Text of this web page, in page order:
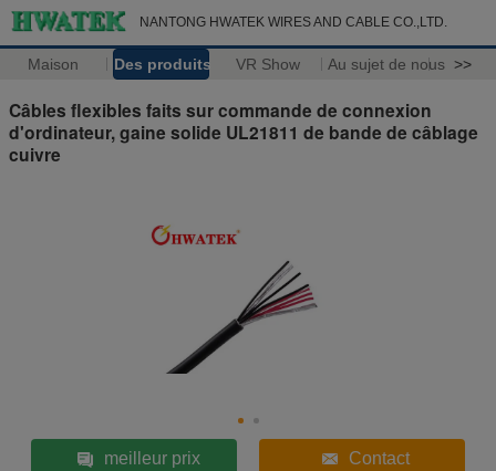
NANTONG HWATEK WIRES AND CABLE CO.,LTD.
Maison Des produits VR Show Au sujet de nous >>
Câbles flexibles faits sur commande de connexion
d'ordinateur, gaine solide UL21811 de bande de câblage
cuivre
meilleur prix Contact